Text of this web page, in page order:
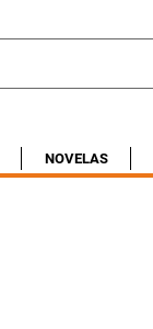
NOVELAS